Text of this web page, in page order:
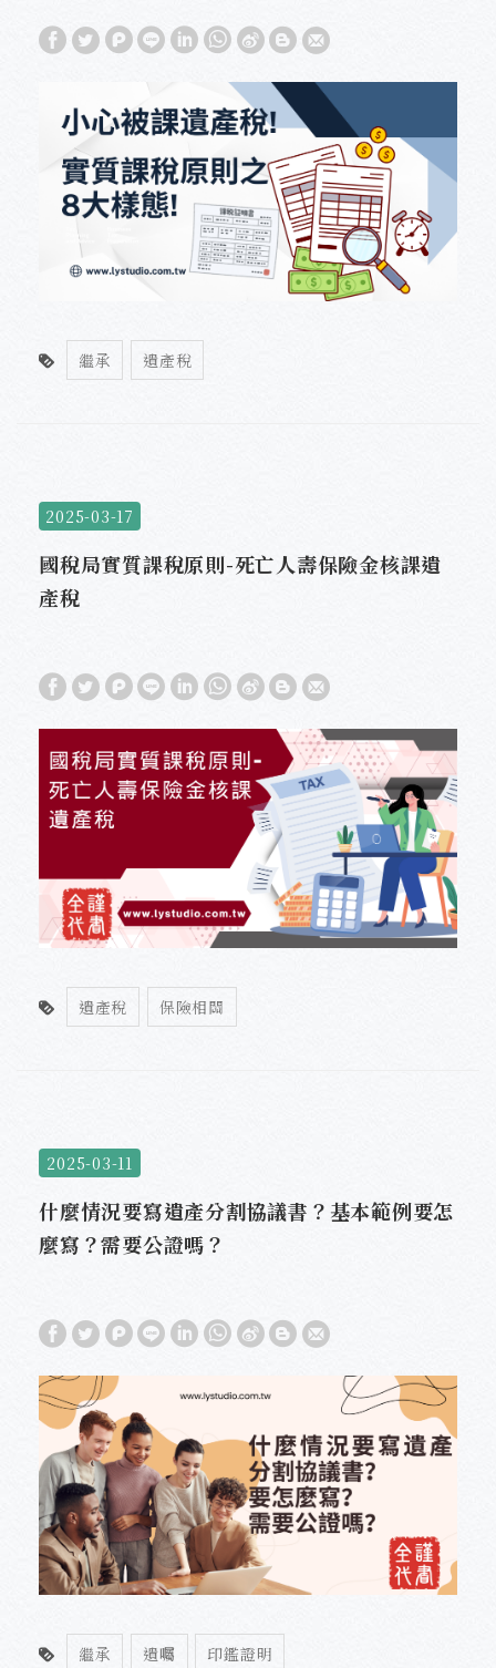
繼承 遺產稅
2025-03-17
國稅局實質課稅原則-死亡人壽保險金核課遺
產稅
遺產稅 保險相關
2025-03-11
什麼情況要寫遺產分割協議書？基本範例要怎
麼寫？需要公證嗎？
繼承 遺囑 印鑑證明